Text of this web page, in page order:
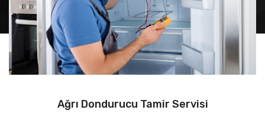
Ağrı Dondurucu Tamir Servisi